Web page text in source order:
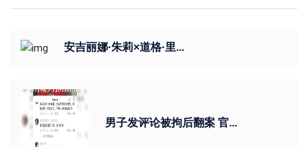
安吉丽娜·朱莉×道格·里...
男子发评论被拘后翻案 官...